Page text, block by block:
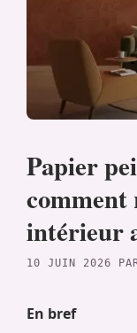
Papier
intérieur
10 JUIN 2026
En bref